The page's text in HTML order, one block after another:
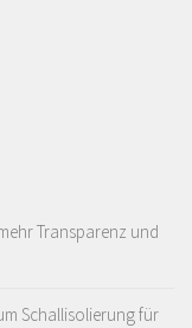
Transparenz und
Schallisolierung für